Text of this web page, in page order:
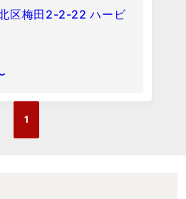
区梅田2-2-22 ハービ
1